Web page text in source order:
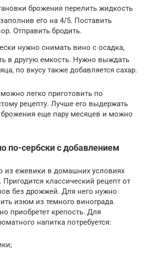
брожения перелить жидкость
его на 4/5. Поставить
Отправить бродить.
нужно снимать вино с осадка,
в другую емкость. Нужно выждать
по вкусу также добавляется сахар.
легко приготовить по
рецепту. Лучше его выдержать
еще пару месяцев и можно
по-сербски с добавлением
из ежевики в домашних условиях
классический рецепт от
без дрожжей. Для него нужно
изюм из темного винограда.
приобретет крепость. Для
напитка потребуется: